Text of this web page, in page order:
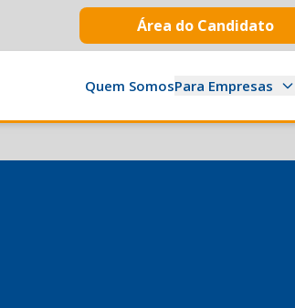
Área do Candidato
Quem SomosPara Empresas